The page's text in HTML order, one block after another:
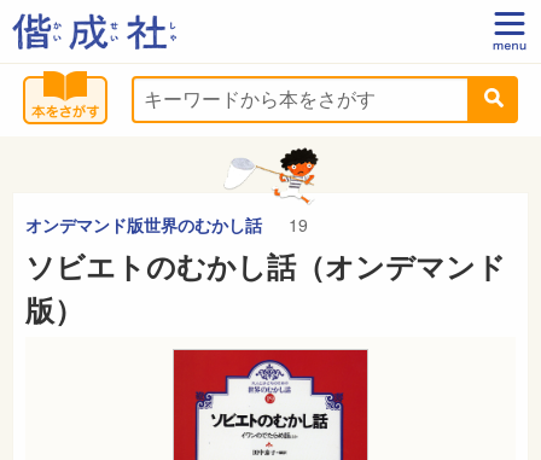
オンデマンド版世界のむかし話 19
ソビエトのむかし話（オンデマンド
版）